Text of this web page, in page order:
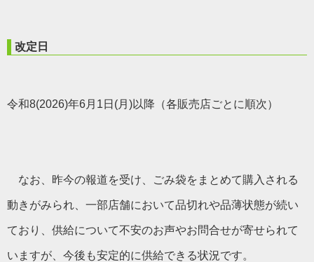
改定日
令和8(2026)年6月1日(月)以降（各販売店ごとに順次）
なお、昨今の報道を受け、ごみ袋をまとめて購入される
動きがみられ、一部店舗において品切れや品薄状態が続い
ており、供給について不安のお声やお問合せが寄せられて
いますが、今後も安定的に供給できる状況です。